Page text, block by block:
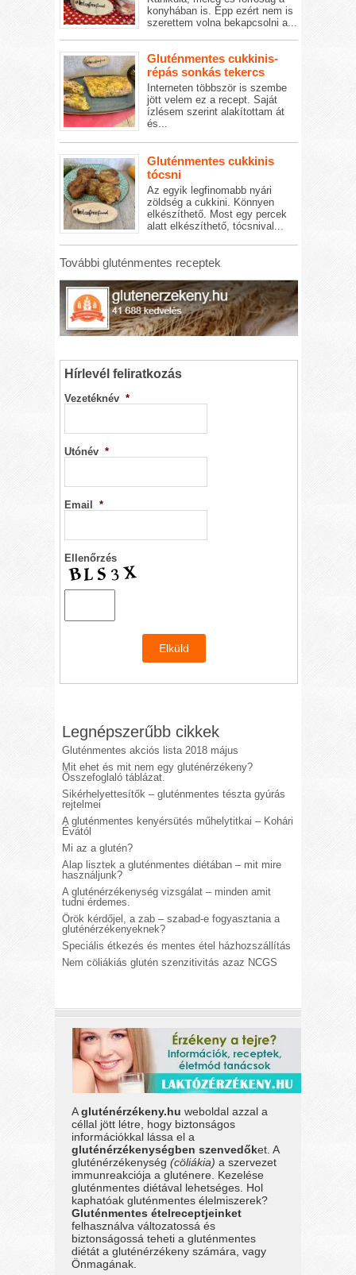
konyhában is. Épp ezért nem is
szerettem volna bekapcsolni a...
Gluténmentes cukkinis-
répás sonkás tekercs
Interneten többször is szembe
jött velem ez a recept. Saját
ízlésem szerint alakítottam át
és...
Gluténmentes cukkinis
tócsni
Az egyik legfinomabb nyári
zöldség a cukkini. Könnyen
elkészíthető. Most egy percek
alatt elkészíthető, tócsnival...
További gluténmentes receptek
Hírlevél feliratkozás
Vezetéknév *
Utónév *
Email *
Ellenőrzés
Legnépszerűbb cikkek
Gluténmentes akciós lista 2018 május
Mit ehet és mit nem egy gluténérzékeny?
Összefoglaló táblázat.
Sikérhelyettesítők – gluténmentes tészta gyúrás
rejtelmei
A gluténmentes kenyérsütés műhelytitkai – Kohári
Évától
Mi az a glutén?
Alap lisztek a gluténmentes diétában – mit mire
használjunk?
A gluténérzékenység vizsgálat – minden amit
tudni érdemes.
Örök kérdőjel, a zab – szabad-e fogyasztania a
gluténérzékenyeknek?
Speciális étkezés és mentes étel házhozszállítás
Nem cöliákiás glutén szenzitivitás azaz NCGS
Agluténérzékeny.hu weboldal azzal a
céllal jött létre, hogy biztonságos
információkkal lássa el a
gluténérzékenységben szenvedőket. A
gluténérzékenység(cöliákia) a szervezet
immunreakciója a gluténere. Kezelése
gluténmentes diétával lehetséges. Hol
kaphatóak gluténmentes élelmiszerek?
Gluténmentes ételreceptjeinket
felhasználva változatossá és
biztonságossá teheti a gluténmentes
diétát a gluténérzékeny számára, vagy
Önmagának.